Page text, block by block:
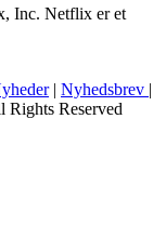
Inc. Netflix er et
| Nyhedsbrev |
Rights Reserved